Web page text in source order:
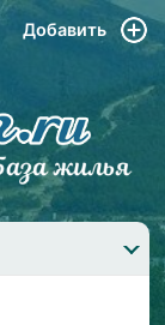
Добавить